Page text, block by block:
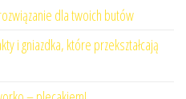
dla twoich butów
i gniazdka, które przekształcają